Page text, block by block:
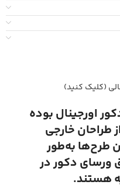
(کلیک کنید)
اورجینال بوده
طراحان خارجی
طرح‌ها به‌طور
ورسای دکور در
هستند.